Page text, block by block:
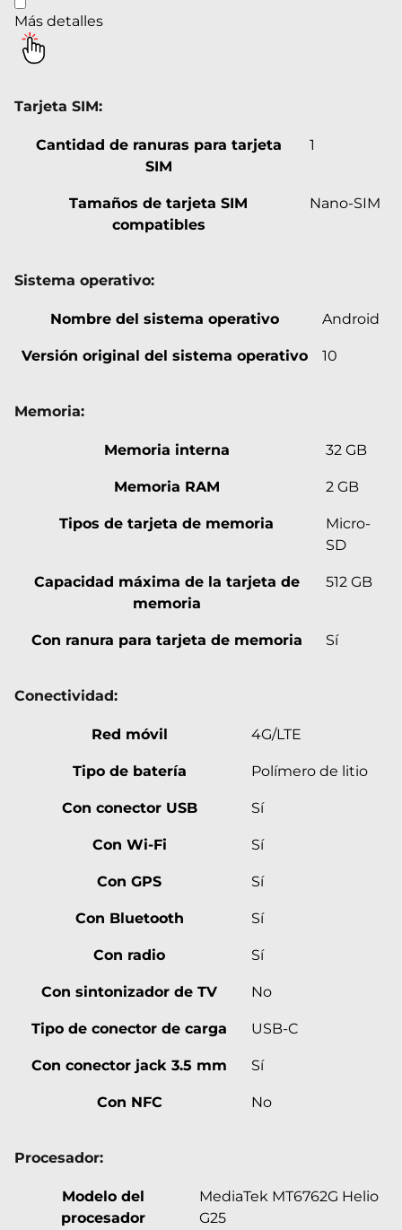
Más detalles
Tarjeta SIM:
Cantidad de ranuras para tarjeta
SIM
1
Tamaños de tarjeta SIM
compatibles
Nano-SIM
Sistema operativo:
Nombre del sistema operativo Android
Versión original del sistema operativo 10
Memoria:
Memoria interna 32 GB
Memoria RAM 2 GB
Tipos de tarjeta de memoria
Micro-
SD
Capacidad máxima de la tarjeta de
memoria
512 GB
Con ranura para tarjeta de memoria Sí
Conectividad:
Red móvil 4G/LTE
Tipo de batería Polímero de litio
Con conector USB Sí
Con Wi-Fi Sí
Con GPS Sí
Con Bluetooth Sí
Con radio Sí
Con sintonizador de TV No
Tipo de conector de carga USB-C
Con conector jack 3.5 mm Sí
Con NFC No
Procesador:
Modelo del
procesador
MediaTek MT6762G Helio
G25